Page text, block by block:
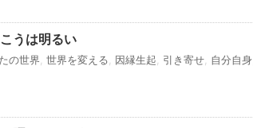
うは明るい
の世界 世界を変える 因縁生起 引き寄せ 自分自身